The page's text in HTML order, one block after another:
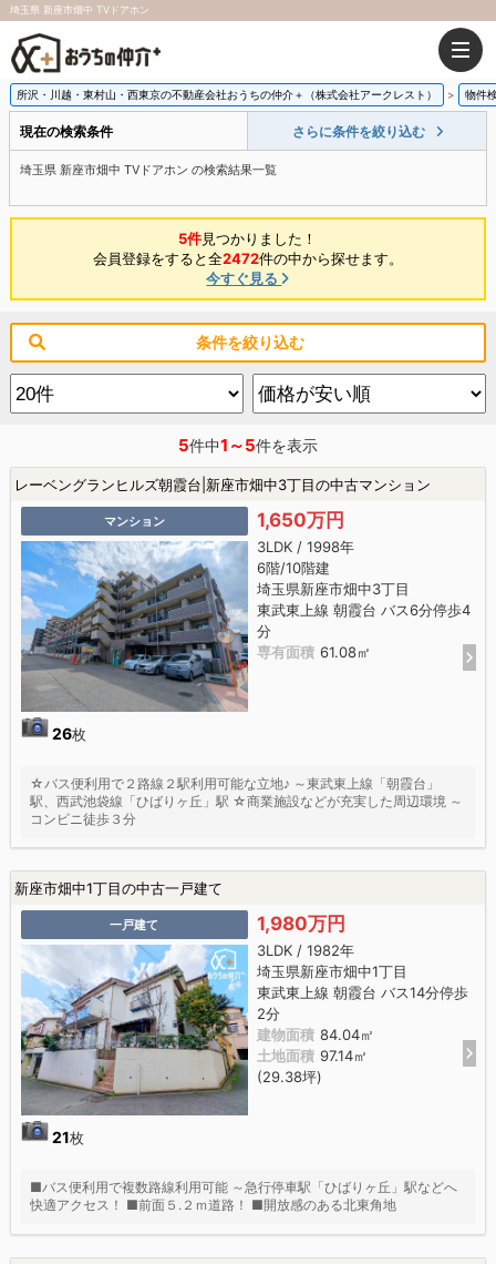
埼玉県 新座市畑中 TVドアホン
所沢・川越・東村山・西東京の不動産会社おうちの仲介＋（株式会社アークレスト） 物件
現在の検索条件 さらに条件を絞り込む
埼玉県 新座市畑中 TVドアホン の検索結果一覧
5件見つかりました！
会員登録をすると全2472件の中から探せます。
今すぐ見る
条件を絞り込む
5件中1～5件を表示
レーベングランヒルズ朝霞台|新座市畑中3丁目の中古マンション
マンション
26枚
1,650万円
3LDK / 1998年
6階/10階建
埼玉県新座市畑中3丁目
東武東上線 朝霞台 バス6分停歩4
分
専有面積 61.08㎡
☆バス便利用で２路線２駅利用可能な立地♪ ～東武東上線「朝霞台」
駅、西武池袋線「ひばりヶ丘」駅 ☆商業施設などが充実した周辺環境 ～
コンビニ徒歩３分
新座市畑中1丁目の中古一戸建て
一戸建て
21枚
1,980万円
3LDK / 1982年
埼玉県新座市畑中1丁目
東武東上線 朝霞台 バス14分停歩
2分
建物面積 84.04㎡
土地面積 97.14㎡
(29.38坪)
■バス便利用で複数路線利用可能 ～急行停車駅「ひばりヶ丘」駅などへ
快適アクセス！ ■前面５.２ｍ道路！ ■開放感のある北東角地